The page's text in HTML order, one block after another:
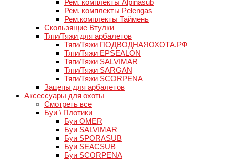
Рем. комплекты Alpinasub
Рем. комплекты Pelengas
Рем.комплекты Таймень
Скользящие Втулки
Тяги/Тяжи для арбалетов
Тяги/Тяжи ПОДВОДНАЯОХОТА.РФ
Тяги/Тяжи EPSEALON
Тяги/Тяжи SALVIMAR
Тяги/Тяжи SARGAN
Тяги/Тяжи SCORPENA
Зацепы для арбалетов
Аксессуары для охоты
Смотреть все
Буи \ Плотики
Буи OMER
Буи SALVIMAR
Буи SPORASUB
Буи SEACSUB
Буи SCORPENA